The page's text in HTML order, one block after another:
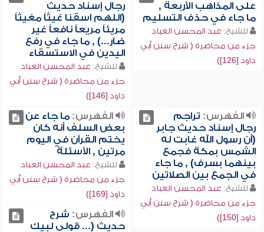
على المذاهب الأربعة ,
ما جاء في حذف التسليم
للشيخ: عبد المحسن العباد
جزء من محاضرة ( شرح سنن أبي
داود [126])
رجال إسناد حديث
(اللهم اسقنا غيثاً مغيثاً
مريئاً مريعاً نافعاً غير
ضار...) , ما جاء في رفع
اليدين في الاستسقاء
للشيخ: عبد المحسن العباد
جزء من محاضرة ( شرح سنن أبي
داود [146])
الفهرس: تراجم
رجال إسناد حديث جابر
(أن رسول الله غابت له
الشمس بمكة فجمع
بينهما بسرف) , ما جاء
في الجمع بين الصلاتين
للشيخ: عبد المحسن العباد
جزء من محاضرة ( شرح سنن أبي
داود [150])
الفهرس:ما جاء عن
بعض السلف أنه كان
يختم القرآن في اليوم
مرتين , الأسئلة
للشيخ: عبد المحسن العباد
جزء من محاضرة ( شرح سنن أبي
داود [169])
الفهرس: شرح
حديث (... قولي لبيك